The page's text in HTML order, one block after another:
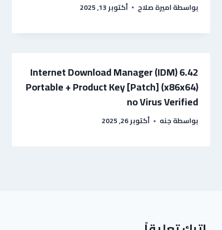
بواسطةاميرة صلاح أكتوبر 13, 2025
Internet Download Manager (IDM) 6.42
Portable + Product Key [Patch] (x86x64)
no Virus Verified
بواسطةجنه أكتوبر 26, 2025